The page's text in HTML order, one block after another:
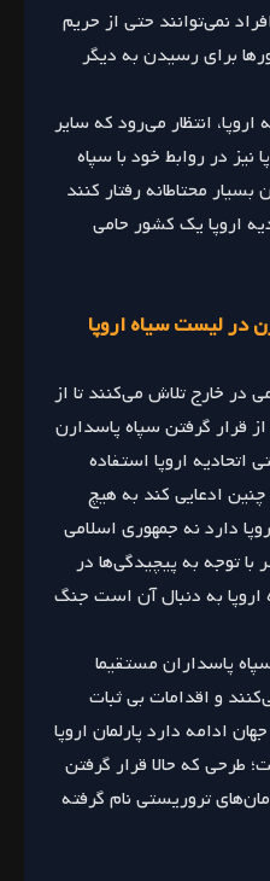
نمی‌توانند حتی از حریم
برای رسیدن به دیگر
انتظار می‌رود که سایر
نیز در روابط خود با سپاه
محتاطانه رفتار کنند
اروپا یک کشور حامی
در لیست سیاه اروپا
در خارج تلاش می‌کنند تا از
قرار گرفتن سپاه پاسدارن
اروپا استفاده
ادعایی کند به هیچ
دارد نه جمهوری اسلامی
توجه به پیچیدگی‌ها در
به دنبال آن است جنگ
پاسداران مستقیما
و اقدامات بی ثبات
ادامه دارد پارلمان اروپا
طرحی که حالا قرار گرفتن
تروریستی نام گرفته